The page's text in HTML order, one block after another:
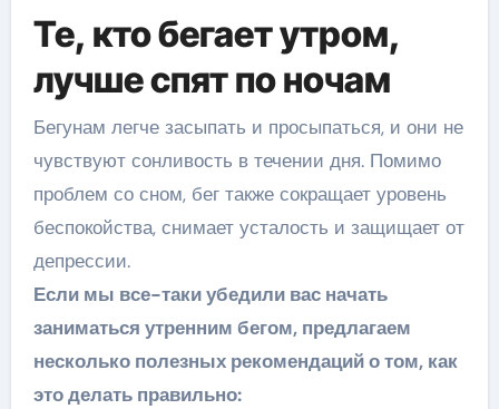
Те, кто бегает утром,
лучше спят по ночам
Бегунам легче засыпать и просыпаться, и они не
чувствуют сонливость в течении дня. Помимо
проблем со сном, бег также сокращает уровень
беспокойства, снимает усталость и защищает от
депрессии.
Если мы все-таки убедили вас начать
заниматься утренним бегом, предлагаем
несколько полезных рекомендаций о том, как
это делать правильно: